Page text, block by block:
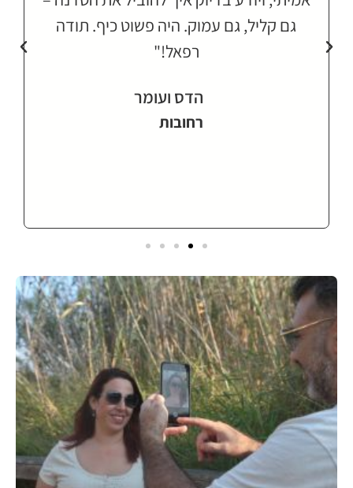
צילם! היה פשוט כיף – רגעים קטנים של יחד.
תודה רפאל – היה קסום, אמיתי, ומומלץ
מוטי ואנדריאה